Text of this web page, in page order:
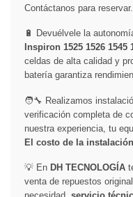
Contáctanos para reservar.
🔋 Devuélvele la
Inspiron 1525 1526 1545
celdas de alta calidad y
batería garantiza
🧑‍🔧 Realizamos
verificación completa de
nuestra experiencia, tu
El costo de la
💡 En DH TECNOLOGÍA
venta de repuestos